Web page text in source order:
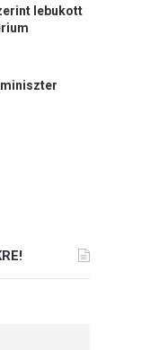
lebukott